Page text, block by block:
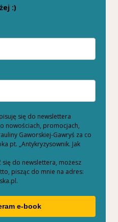
:)
się do newslettera
nowościach, promocjach,
Gaworskiej-Gawryś za co
pt. „Antykryzysownik. Jak
się do newslettera, możesz
pisząc do mnie na adres:
e-book